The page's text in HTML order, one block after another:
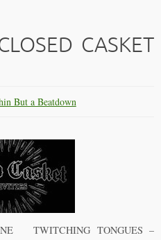
CASKET
But a Beatdown
TWITCHING TONGUES –